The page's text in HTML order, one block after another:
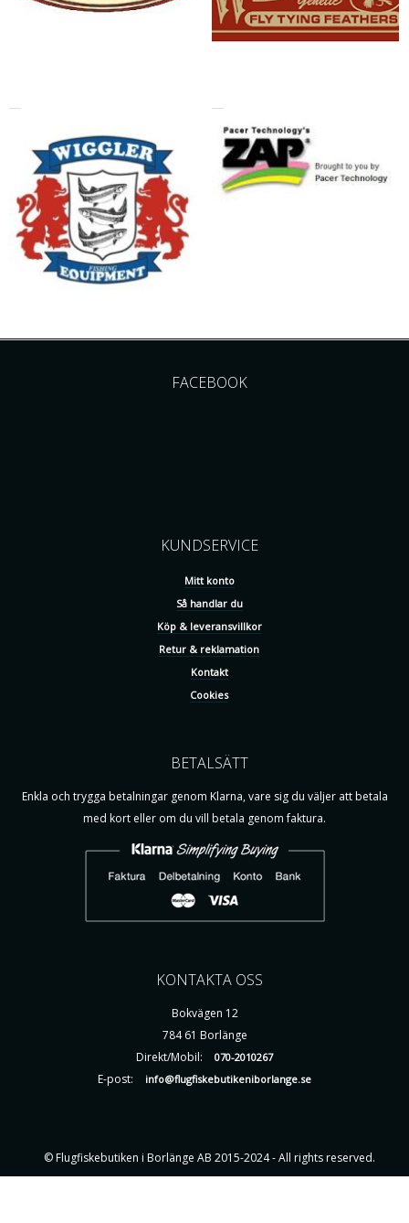
FACEBOOK
KUNDSERVICE
Mitt konto
Så handlar du
Köp & leveransvillkor
Retur & reklamation
Kontakt
Cookies
BETALSÄTT
Enkla och trygga betalningar genom Klarna, vare sig du väljer att betala
med kort eller om du vill betala genom faktura.
KONTAKTA OSS
Bokvägen 12
784 61 Borlänge
Direkt/Mobil:
070-2010267
E-post: info@flugfiskebutikeniborlange.se
© Flugfiskebutiken i Borlänge AB 2015-2024 - All rights reserved.